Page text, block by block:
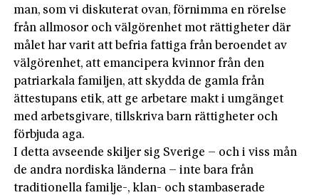
man, som vi diskuterat ovan, förnimma en rörelse
från allmosor och välgörenhet mot rättigheter där
målet har varit att befria fattiga från beroendet av
välgörenhet, att emancipera kvinnor från den
patriarkala familjen, att skydda de gamla från
ättestupans etik, att ge arbetare makt i umgänget
med arbetsgivare, tillskriva barn rättigheter och
förbjuda aga.
I detta avseende skiljer sig Sverige – och i viss mån
de andra nordiska länderna – inte bara från
traditionella familje-, klan- och stambaserade